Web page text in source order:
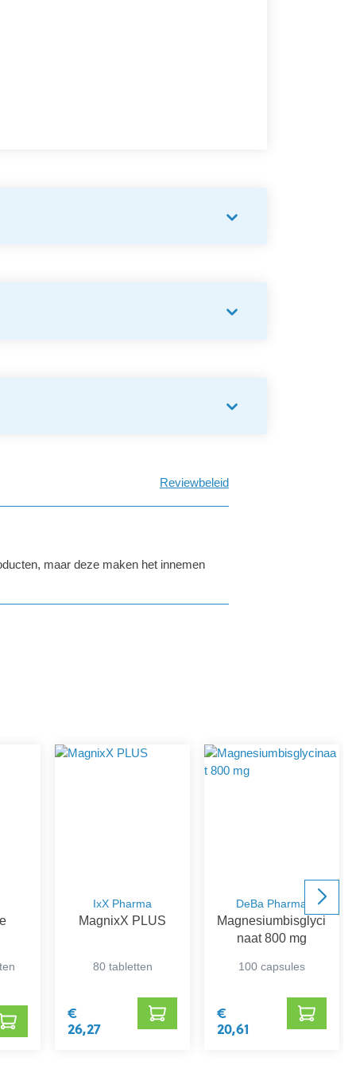
Reviewbeleid
maar deze maken het innemen
IxX Pharma
MagnixX PLUS
80 tabletten
€
26,27
DeBa Pharma
Magnesiumbisglyci
naat 800 mg
100 capsules
€
20,61